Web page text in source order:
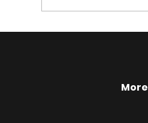
More